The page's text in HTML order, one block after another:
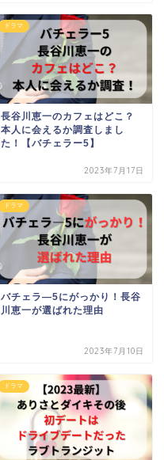
ドラマ
長谷川恵一のカフェはどこ？
本人に会えるか調査しまし
た！【バチェラー5】
2023年7月17日
ドラマ
バチェラ―5にがっかり！長谷
川恵一が選ばれた理由
2023年7月10日
ドラマ